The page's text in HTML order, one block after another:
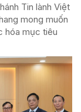
Tin lành Việt
mong muốn
hóa mục tiêu